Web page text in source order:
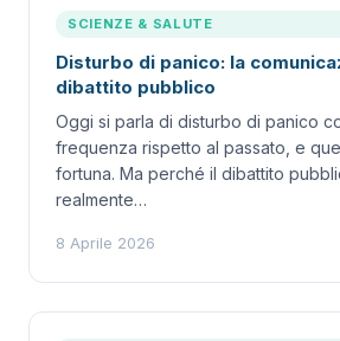
SCIENZE & SALUTE
Disturbo di panico: la
dibattito pubblico
Oggi si parla di disturbo di panico
frequenza rispetto al passato, e
fortuna. Ma perché il dibattito
realmente…
8 Aprile 2026